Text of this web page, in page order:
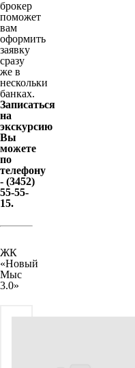
брокер
поможет
вам
оформить
заявку
сразу
же в
нескольки
банках.
Записаться
на
экскурсию
Вы
можете
по
телефону
- (3452)
55-55-
15.
ЖК
«Новый
Мыс
3.0»